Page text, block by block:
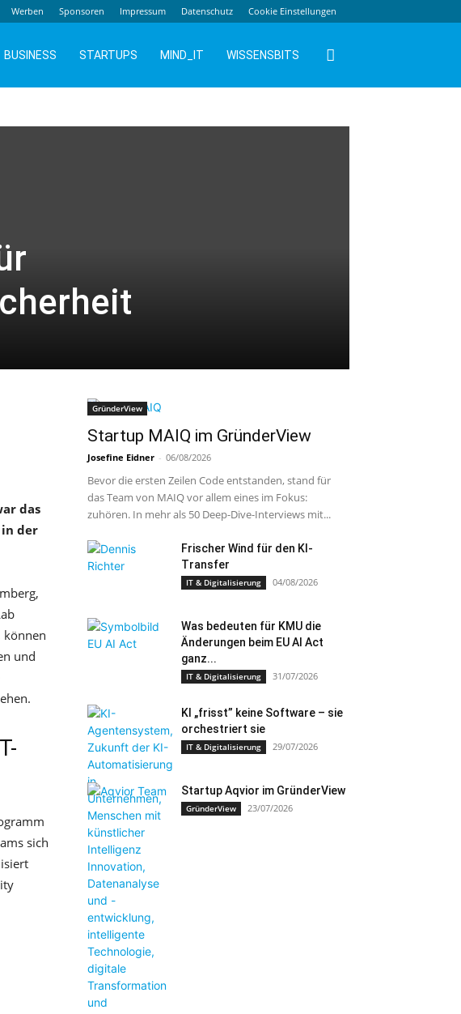
Werben Sponsoren Impressum Datenschutz Cookie Einstellungen
BUSINESS STARTUPS MIND_IT WISSENSBITS
das
der
können
und
sich
GründerView
Startup MAIQ im GründerView
Josefine Eidner - 06/08/2026
Bevor die ersten Zeilen Code entstanden, stand für
das Team von MAIQ vor allem eines im Fokus:
zuhören. In mehr als 50 Deep-Dive-Interviews mit...
Frischer Wind für den KI-
Transfer
IT & Digitalisierung 04/08/2026
Was bedeuten für KMU die
Änderungen beim EU AI Act
ganz...
IT & Digitalisierung 31/07/2026
KI „frisst” keine Software – sie
orchestriert sie
IT & Digitalisierung 29/07/2026
Startup Aqvior im GründerView
GründerView 23/07/2026